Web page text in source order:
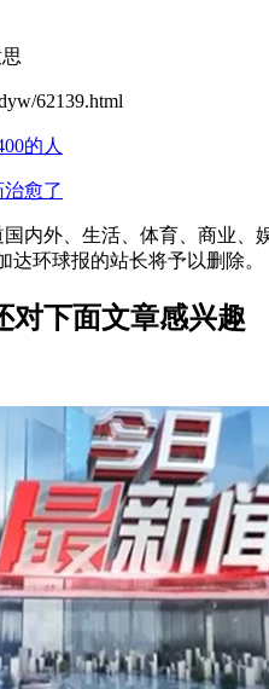
62139.html
的人
愈了
内外、生活、体育、商业
达环球报的站长将予以删除。
对下面文章感兴趣